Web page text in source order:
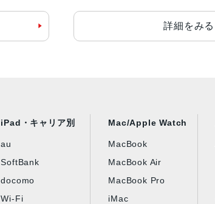
詳細をみる
iPad・キャリア別
au
SoftBank
docomo
Wi-Fi
Mac/Apple Watch
MacBook
MacBook Air
MacBook Pro
iMac